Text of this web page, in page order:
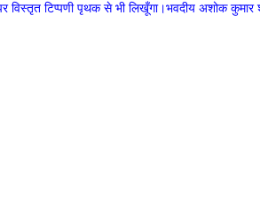
टिप्पणी पृथक से भी लिखूँगा।भवदीय अशोक कुमार